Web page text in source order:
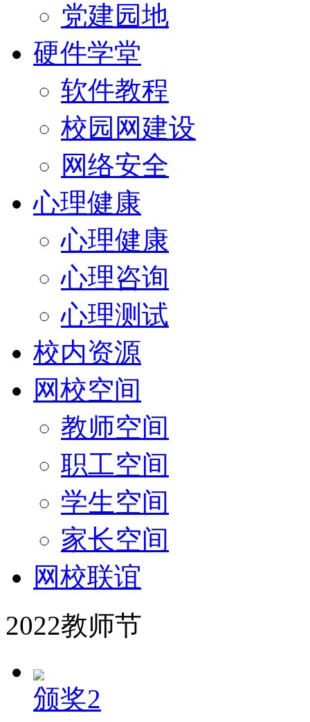
党建园地
硬件学堂
软件教程
校园网建设
网络安全
心理健康
心理健康
心理咨询
心理测试
校内资源
网校空间
教师空间
职工空间
学生空间
家长空间
网校联谊
2022教师节
颁奖2